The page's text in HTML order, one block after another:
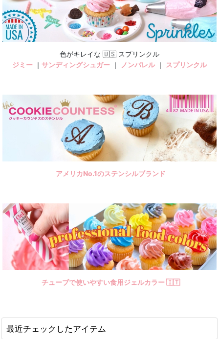
色がキレイな 🇺🇸 スプリンクル
ジミー ｜ サンディングシュガー ｜ ノンパレル｜ スプリンクル
アメリカNo.1のステンシルブランド
チューブで使いやすい食用ジェルカラー 🇮🇹
最近チェックしたアイテム